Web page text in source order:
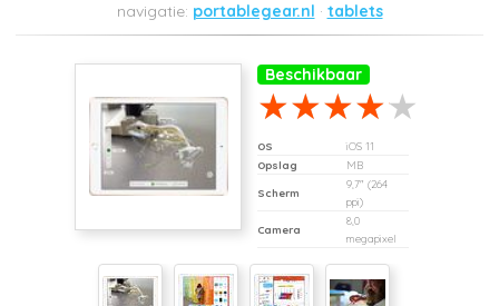
portablegear.nl tablets
Beschikbaar
OS
iOS 11
Opslag
MB
Scherm
9,7" (264
ppi)
Camera
8,0
megapixel